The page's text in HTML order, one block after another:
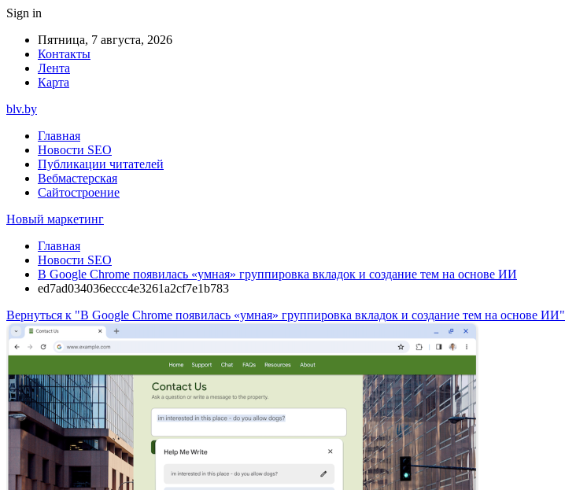
Sign in
Пятница, 7 августа, 2026
Контакты
Лента
Карта
blv.by
Главная
Новости SEO
Публикации читателей
Вебмастерская
Сайтостроение
Новый маркетинг
Главная
Новости SEO
В Google Chrome появилась «умная» группировка вкладок и создание тем на основе ИИ
ed7ad034036eccc4e3261a2cf7e1b783
Вернуться к "В Google Chrome появилась «умная» группировка вкладок и создание тем на основе ИИ"